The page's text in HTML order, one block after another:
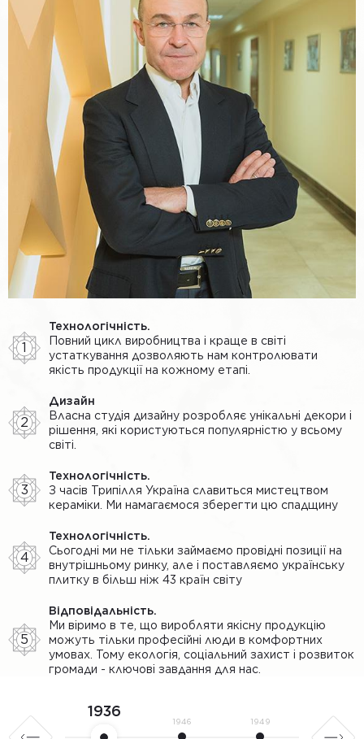
1
Технологічність.
Повний цикл виробництва і краще в світі
устаткування дозволяють нам контролювати
якість продукції на кожному етапі.
2
Дизайн
Власна студія дизайну розробляє унікальні декори і
рішення, які користуються популярністю у всьому
світі.
3
Технологічність.
З часів Трипілля Україна славиться мистецтвом
кераміки. Ми намагаємося зберегти цю спадщину
4
Технологічність.
Сьогодні ми не тільки займаємо провідні позиції на
внутрішньому ринку, але і поставляємо українську
плитку в більш ніж 43 країн світу
5
Відповідальність.
Ми віримо в те, що виробляти якісну продукцію
можуть тільки професійні люди в комфортних
умовах. Тому екологія, соціальний захист і розвиток
громади - ключові завдання для нас.
1936
1946 1949 1951